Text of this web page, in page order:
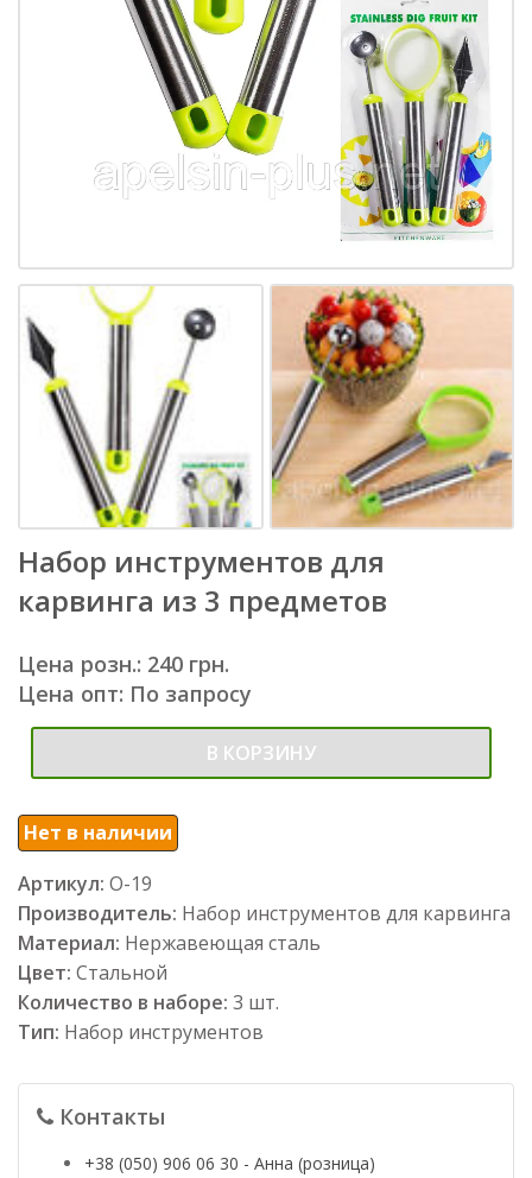
Набор инструментов для
карвинга из 3 предметов
Цена розн.: 240 грн.
Цена опт: По запросу
В КОРЗИНУ
Нет в наличии
Артикул: О-19
Производитель: Набор инструментов для карвинга
Материал: Нержавеющая сталь
Цвет: Стальной
Количество в наборе: 3 шт.
Тип: Набор инструментов
Контакты
+38 (050) 906 06 30 - Анна (розница)